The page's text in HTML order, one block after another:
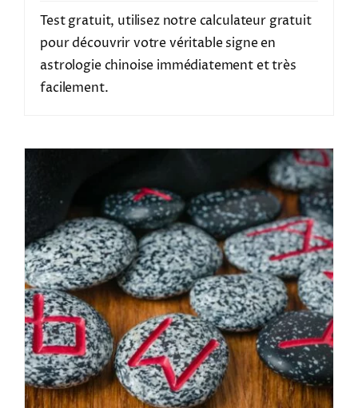
Test gratuit, utilisez notre calculateur gratuit
pour découvrir votre véritable signe en
astrologie chinoise immédiatement et très
facilement.